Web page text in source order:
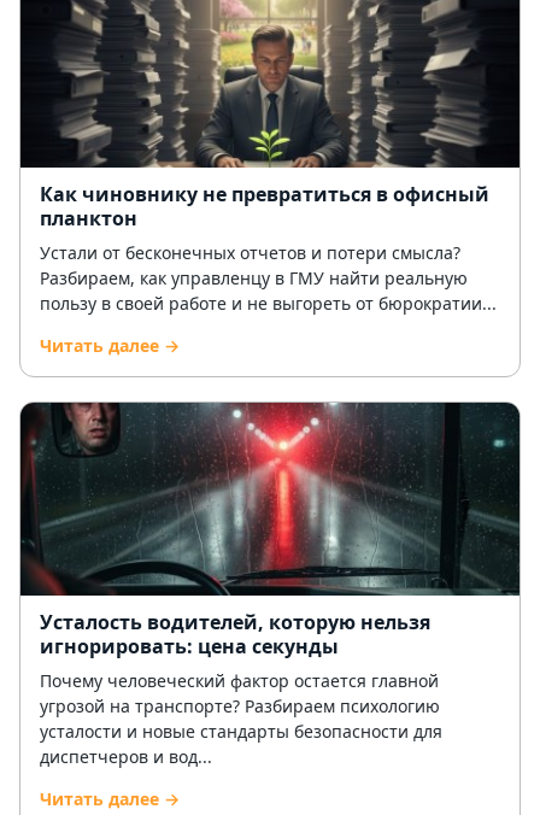
Как чиновнику не превратиться в офисный
планктон
Устали от бесконечных отчетов и потери смысла?
Разбираем, как управленцу в ГМУ найти реальную
пользу в своей работе и не выгореть от бюрократии...
Читать далее →
Усталость водителей, которую нельзя
игнорировать: цена секунды
Почему человеческий фактор остается главной
угрозой на транспорте? Разбираем психологию
усталости и новые стандарты безопасности для
диспетчеров и вод...
Читать далее →